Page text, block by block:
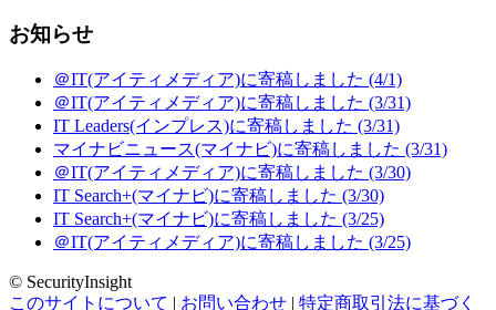
お知らせ
＠IT(アイティメディア)に寄稿しました (4/1)
＠IT(アイティメディア)に寄稿しました (3/31)
IT Leaders(インプレス)に寄稿しました (3/31)
マイナビニュース(マイナビ)に寄稿しました (3/31)
＠IT(アイティメディア)に寄稿しました (3/30)
IT Search+(マイナビ)に寄稿しました (3/30)
IT Search+(マイナビ)に寄稿しました (3/25)
＠IT(アイティメディア)に寄稿しました (3/25)
© SecurityInsight
このサイトについて | お問い合わせ | 特定商取引法に基づく